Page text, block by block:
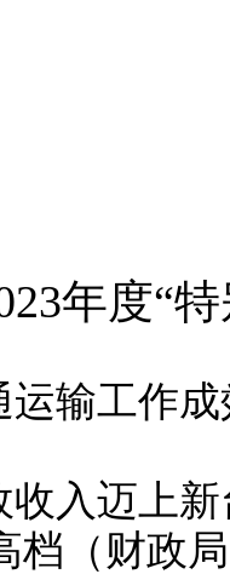
3年度“
运输工作
收入迈上
档 （ 财政局